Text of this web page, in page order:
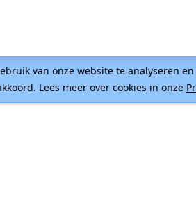
van onze website te analyseren
Lees meer over cookies in onze